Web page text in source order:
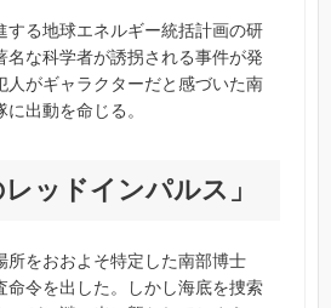
する地球エネルギー統括計画の研
名な科学者が誘拐される事件が発
人がギャラクターだと感づいた南
出動を命じる。
ッドインパルス」
所をおおよそ特定した南部博士
命令を出した。しかし海底を捜索